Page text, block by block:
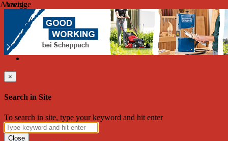
Donnerstag, August 06, 2026
Friend on Facebook Follow on Twitter Subscribe to RSS
Search
×
Search in Site
To search in site, type your keyword and hit enter
Close
Anzeige
Anzeige